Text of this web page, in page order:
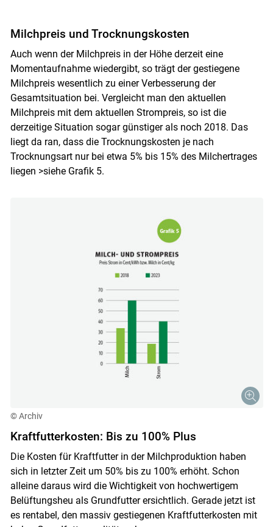
Milchpreis und Trocknungskosten
Auch wenn der Milchpreis in der Höhe derzeit eine
Momentaufnahme wiedergibt, so trägt der gestiegene
Milchpreis wesentlich zu einer Verbesserung der
Gesamtsituation bei. Vergleicht man den aktuellen
Milchpreis mit dem aktuellen Strompreis, so ist die
derzeitige Situation sogar günstiger als noch 2018. Das
liegt da ran, dass die Trocknungskosten je nach
Trocknungsart nur bei etwa 5% bis 15% des Milchertrages
liegen >siehe Grafik 5.
© Archiv
Kraftfutterkosten: Bis zu 100% Plus
Die Kosten für Kraftfutter in der Milchproduktion haben
sich in letzter Zeit um 50% bis zu 100% erhöht. Schon
alleine daraus wird die Wichtigkeit von hochwertigem
Belüftungsheu als Grundfutter ersichtlich. Gerade jetzt ist
es rentabel, den massiv gestiegenen Kraftfutterkosten mit